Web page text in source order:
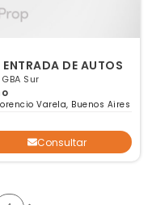
DE AUTOS
Sur
Varela, Buenos Aires
Consultar